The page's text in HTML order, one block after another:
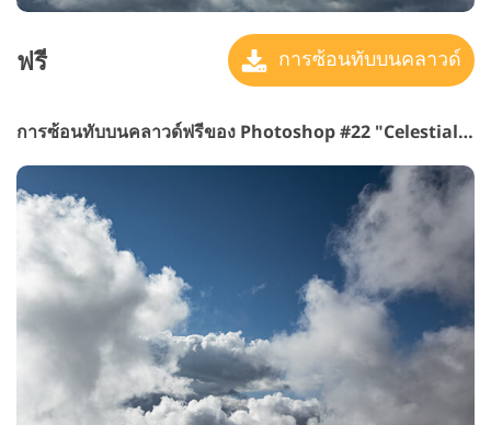
ฟรี การซ้อนทับบนคลาวด์
การซ้อนทับบนคลาวด์ฟรีของ Photoshop #22 "Celestial Road"